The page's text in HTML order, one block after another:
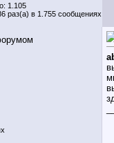
1.105
раз(а) в 1.755 сообщениях